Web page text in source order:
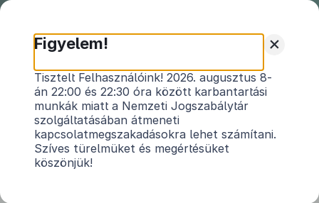
Önkormányzati
rendeletek
Önkormányzati rendeletek
Vármegye
Jász-Nagykun-Szolnok
Kibocsátó
Nagykörű Községi Önkormányzat
+
Figyelem!
Tisztelt Felhasználóink! 2026. augusztus 8-
án 22:00 és 22:30 óra között karbantartási
munkák miatt a Nemzeti Jogszabálytár
szolgáltatásában átmeneti
kapcsolatmegszakadásokra lehet számítani.
Szíves türelmüket és megértésüket
köszönjük!